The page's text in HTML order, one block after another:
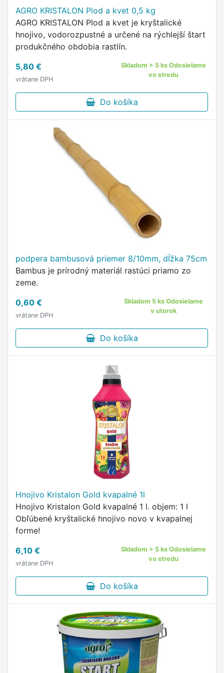
AGRO KRISTALON Plod a kvet 0,5 kg
AGRO KRISTALON Plod a kvet je kryštalické
hnojivo, vodorozpustné a určené na rýchlejší štart
produkčného obdobia rastlín.
5,80 €
vrátane DPH
Skladom > 5 ks Odosielame
vo stredu
Do košíka
podpera bambusová priemer 8/10mm, dĺžka 75cm
Bambus je prírodný materiál rastúci priamo zo
zeme.
0,60 €
vrátane DPH
Skladom 5 ks Odosielame
v utorok
Do košíka
Hnojivo Kristalon Gold kvapalné 1l
Hnojivo Kristalon Gold kvapalné 1 l. objem: 1 l
Obľúbené kryštalické hnojivo novo v kvapalnej
forme!
6,10 €
vrátane DPH
Skladom > 5 ks Odosielame
vo stredu
Do košíka